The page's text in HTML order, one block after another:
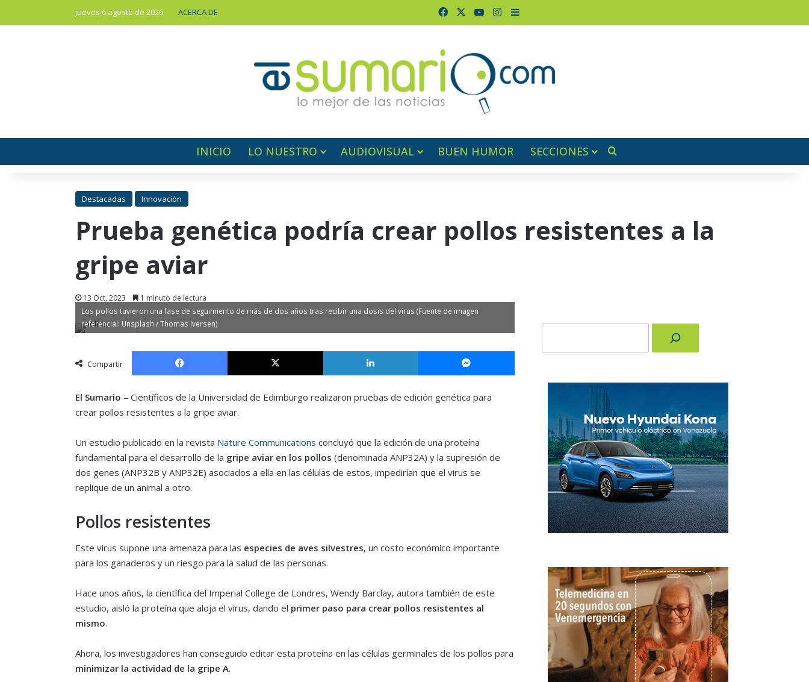
jueves 6 agosto de 2026 ACERCA DE FacebookYouTubeInstagram
Barra lateral
INICIO LO NUESTRO AUDIOVISUAL BUEN HUMOR SECCIONES
Destacadas Innovación
Prueba genética podría crear pollos resistentes a la
gripe aviar
13 Oct, 2023 1 minuto de lectura
Los pollos tuvieron una fase de seguimiento de más de dos años tras recibir una dosis del virus (Fuente de imagen
referencial: Unsplash / Thomas Iversen)
Compartir
Facebook X LinkedIn Messenger
El Sumario – Científicos de la Universidad de Edimburgo realizaron pruebas de edición genética para
crear pollos resistentes a la gripe aviar.
Un estudio publicado en la revista Nature Communications concluyó que la edición de una proteína
fundamental para el desarrollo de la gripe aviar en los pollos (denominada ANP32A) y la supresión de
dos genes (ANP32B y ANP32E) asociados a ella en las células de estos, impedirían que el virus se
replique de un animal a otro.
Pollos resistentes
Este virus supone una amenaza para las especies de aves silvestres, un costo económico importante
para los ganaderos y un riesgo para la salud de las personas.
Hace unos años, la científica del Imperial College de Londres, Wendy Barclay, autora también de este
estudio, aisló la proteína que aloja el virus, dando el primer paso para crear pollos resistentes al
mismo.
Ahora, los investigadores han conseguido editar esta proteína en las células germinales de los pollos para
minimizar la actividad de la gripe A.